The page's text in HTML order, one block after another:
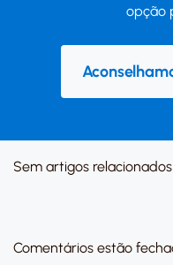
opção
Sem artigos relacionados
Comentários estão